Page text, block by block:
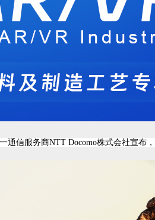
通信服务商NTT Docomo株式会社宣布